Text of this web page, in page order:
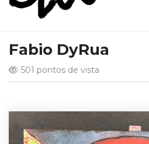
Fabio DyRua
501 pontos de vista